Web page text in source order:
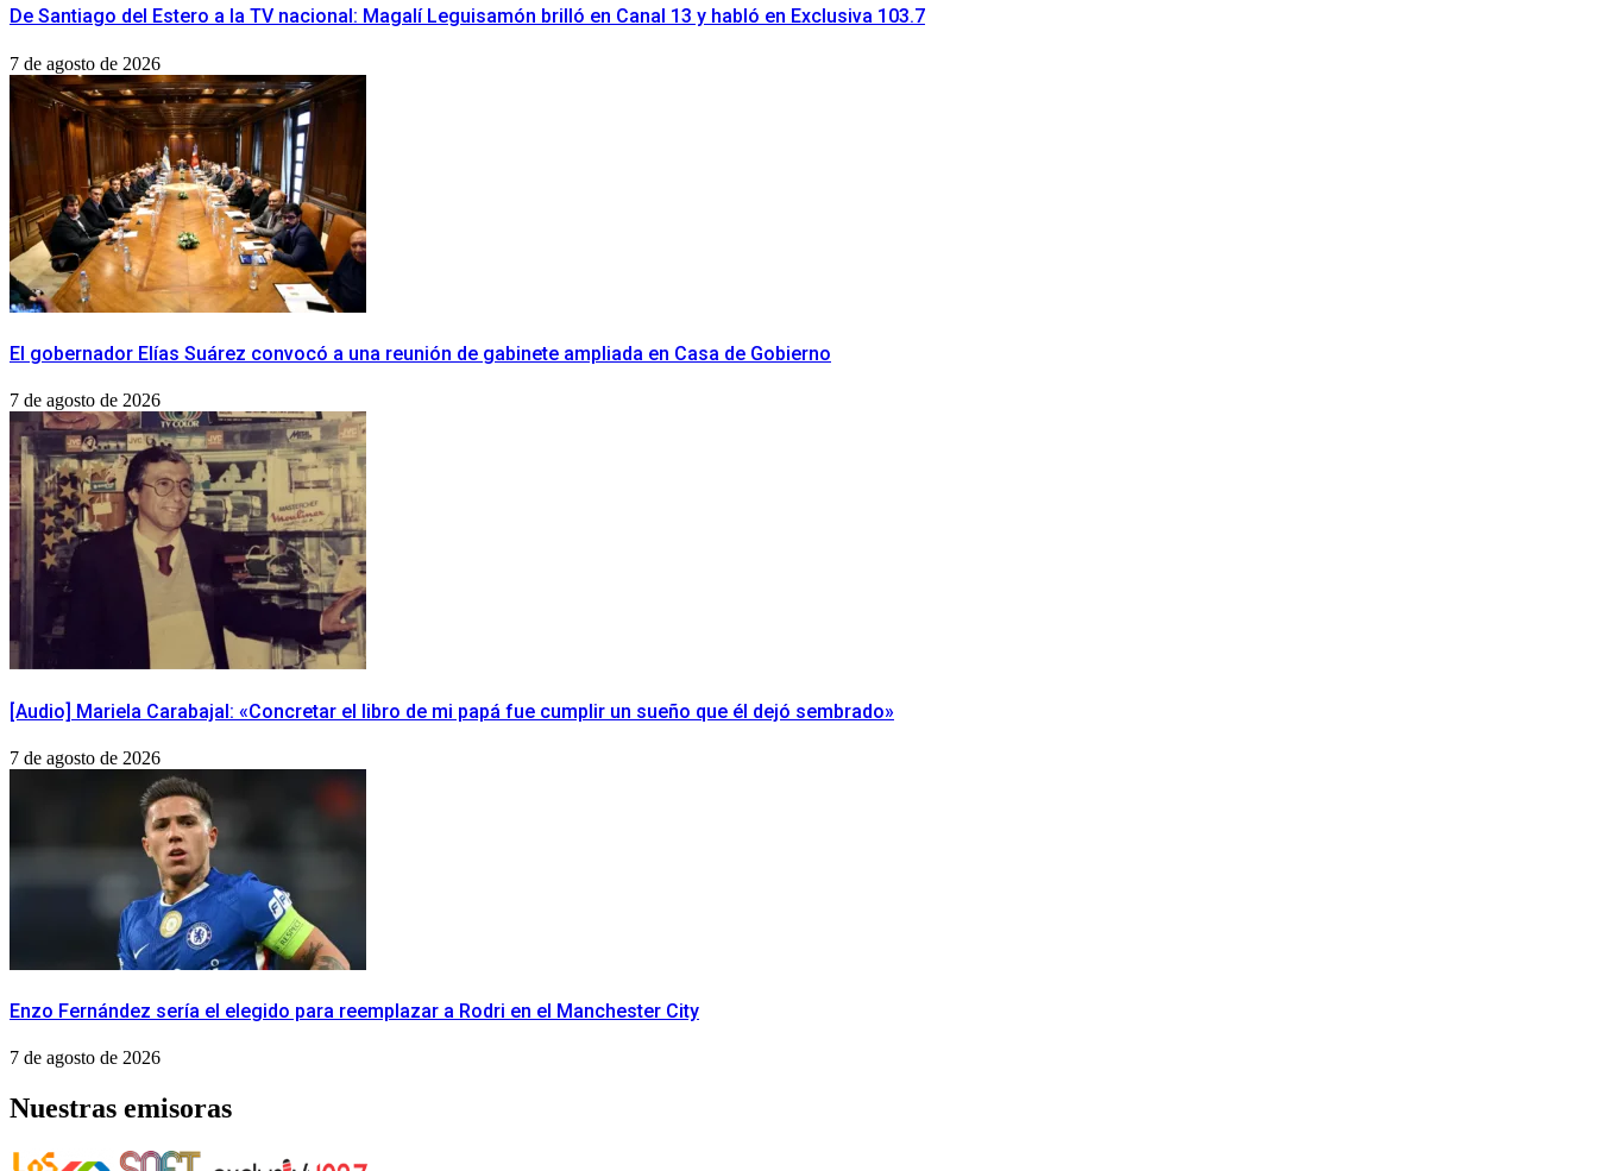
De Santiago del Estero a la TV nacional: Magalí Leguisamón brilló en Canal 13 y habló en Exclusiva 103.7
7 de agosto de 2026
​El gobernador Elías Suárez convocó a una reunión de gabinete ampliada en Casa de Gobierno
7 de agosto de 2026
[Audio] Mariela Carabajal: «Concretar el libro de mi papá fue cumplir un sueño que él dejó sembrado»
7 de agosto de 2026
Enzo Fernández sería el elegido para reemplazar a Rodri en el Manchester City
7 de agosto de 2026
Nuestras emisoras